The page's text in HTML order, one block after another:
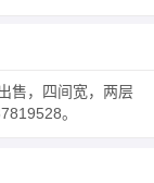
售，四间宽，两层
。